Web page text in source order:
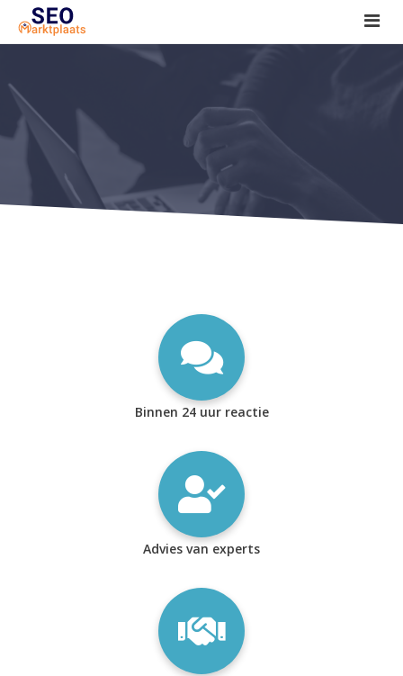
SEO tools reviews
Marketeer bij jou in de buurt?
Offerte
1. Seo voor beginners +
2. Onderzoeken +
Binnen 24 uur reactie
Advies van experts